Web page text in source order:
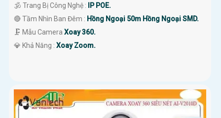
🕉️ Trang Bị Công Nghệ :
IP POE.
🔴 Tầm Nhìn Ban Đêm : Hồng Ngoại 50m Hồng Ngoại SMD.
🗜️ Mẫu Camera Xoay 360.
️💎 Khả Năng : Xoay Zoom.